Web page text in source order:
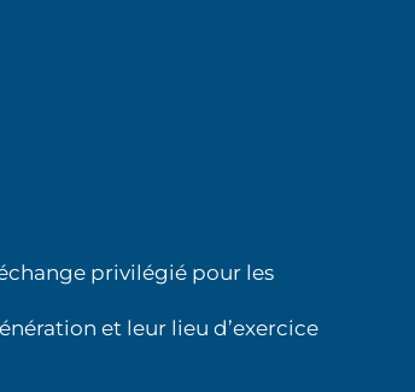
privilégié pour les
et leur lieu d’exercice